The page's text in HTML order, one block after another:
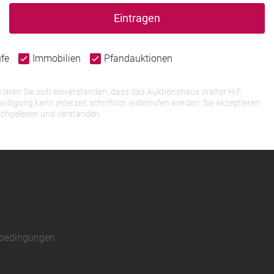
Eintragen
Immobilien Pfandauktionen
Sie sich einverstanden, dass das Auktionshaus Walter H.F.
kann jederzeit schriftlich widerrufen werden. Sie akzeptieren
und verstanden.